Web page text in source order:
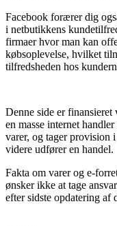
Facebook forærer dig
i netbutikkens
firmaer hvor man kan
købsoplevelse, hvilket
tilfredsheden hos
Denne side er
en masse internet
varer, og tager provision
videre udfører en handel.
Fakta om varer og e-
ønsker ikke at tage
efter sidste opdatering af